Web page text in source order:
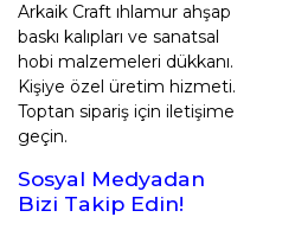
Arkaik Craft ıhlamur ahşap
baskı kalıpları ve sanatsal
hobi malzemeleri dükkanı.
Kişiye özel üretim hizmeti.
Toptan sipariş için iletişime
geçin.
Sosyal Medyadan
Bizi Takip Edin!